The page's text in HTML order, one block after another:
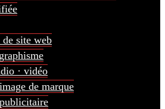
site web
· vidéo
de marque